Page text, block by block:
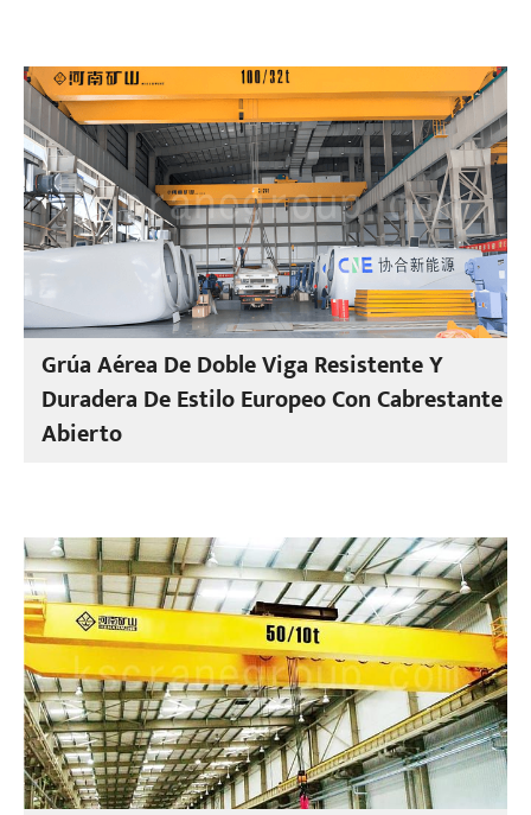
Grúa Aérea De Doble Viga Resistente Y
Duradera De Estilo Europeo Con Cabrestante
Abierto